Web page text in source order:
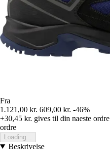
Fra
1.121,00 kr. 609,00 kr. -46%
+30,45 kr. gives til din naeste ordre
ordre
Loading...
Beskrivelse